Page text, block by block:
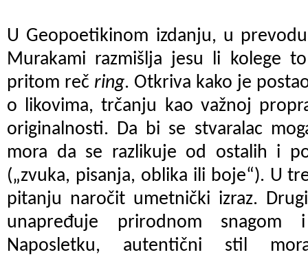
U Geopoetikinom izdanju, u
Murakami razmišlja jesu li kolege
pritom reč ring. Otkriva kako je
o likovima, trčanju kao važnoj
originalnosti. Da bi se stvaralac
mora da se razlikuje od ostalih i
(„zvuka, pisanja, oblika ili boje“). U
pitanju naročit umetnički izraz.
unapređuje prirodnom snagom
Naposletku, autentični stil